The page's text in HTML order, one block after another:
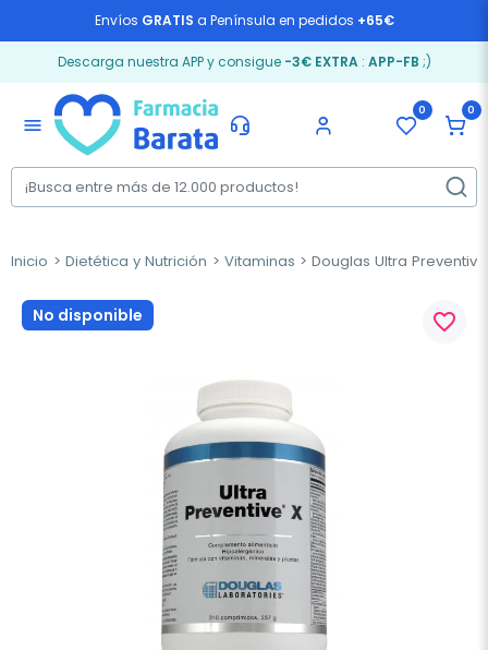
Envíos GRATIS a Península en pedidos +65€
Descarga nuestra APP y consigue -3€ EXTRA: APP-FB ;)
menu
0 0
Inicio Dietética y Nutrición Vitaminas Douglas Ultra
No disponible favorite_border